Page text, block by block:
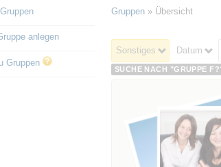
anlegen
Gruppen
Gruppen» Übersicht
Sonstiges Datum
SUCHE NACH "GRUPPE